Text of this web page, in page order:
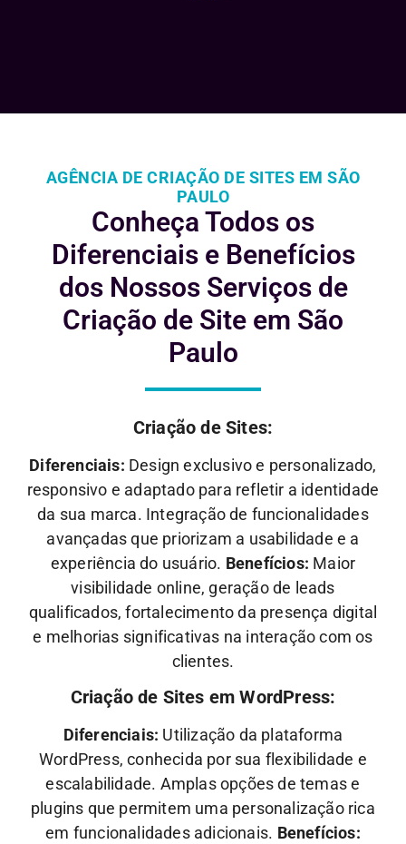
AGÊNCIA DE CRIAÇÃO DE SITES EM SÃO
PAULO
Conheça Todos os
Diferenciais e Benefícios
dos Nossos Serviços de
Criação de Site em São
Paulo
Criação de Sites:
Diferenciais: Design exclusivo e personalizado,
responsivo e adaptado para refletir a identidade
da sua marca. Integração de funcionalidades
avançadas que priorizam a usabilidade e a
experiência do usuário. Benefícios: Maior
visibilidade online, geração de leads
qualificados, fortalecimento da presença digital
e melhorias significativas na interação com os
clientes.
Criação de Sites em WordPress:
Diferenciais: Utilização da plataforma
WordPress, conhecida por sua flexibilidade e
escalabilidade. Amplas opções de temas e
plugins que permitem uma personalização rica
em funcionalidades adicionais. Benefícios: